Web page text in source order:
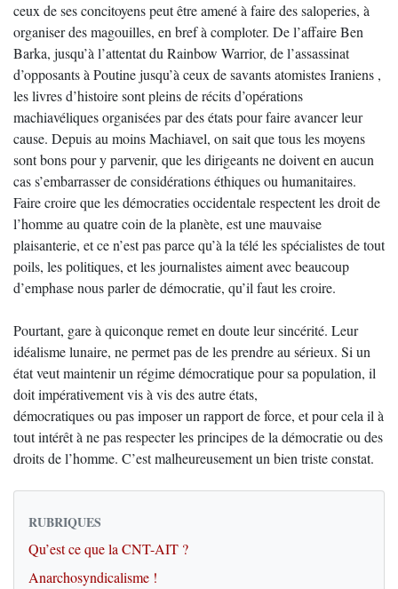
ceux de ses concitoyens peut être amené à faire des saloperies, à
organiser des magouilles, en bref à comploter. De l’affaire Ben
Barka, jusqu’à l’attentat du Rainbow Warrior, de l’assassinat
d’opposants à Poutine jusqu’à ceux de savants atomistes Iraniens ,
les livres d’histoire sont pleins de récits d’opérations
machiavéliques organisées par des états pour faire avancer leur
cause. Depuis au moins Machiavel, on sait que tous les moyens
sont bons pour y parvenir, que les dirigeants ne doivent en aucun
cas s’embarrasser de considérations éthiques ou humanitaires.
Faire croire que les démocraties occidentale respectent les droit de
l’homme au quatre coin de la planète, est une mauvaise
plaisanterie, et ce n’est pas parce qu’à la télé les spécialistes de tout
poils, les politiques, et les journalistes aiment avec beaucoup
d’emphase nous parler de démocratie, qu’il faut les croire.
Pourtant, gare à quiconque remet en doute leur sincérité. Leur
idéalisme lunaire, ne permet pas de les prendre au sérieux. Si un
état veut maintenir un régime démocratique pour sa population, il
doit impérativement vis à vis des autre états,
démocratiques ou pas imposer un rapport de force, et pour cela il à
tout intérêt à ne pas respecter les principes de la démocratie ou des
droits de l’homme. C’est malheureusement un bien triste constat.
RUBRIQUES
Qu’est ce que la CNT-AIT ?
Anarchosyndicalisme !